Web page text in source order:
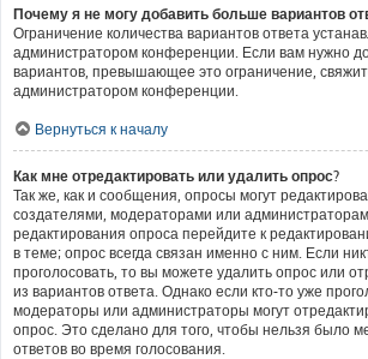
Почему я не могу добавить больше вариантов
Ограничение количества вариантов ответа
администратором конференции. Если вам нужно
вариантов, превышающее это ограничение,
администратором конференции.
Вернуться к началу
Как мне отредактировать или удалить опрос?
Так же, как и сообщения, опросы могут
создателями, модераторами или
редактирования опроса перейдите к
в теме; опрос всегда связан именно с ним. Если
проголосовать, то вы можете удалить опрос или
из вариантов ответа. Однако если кто-то уже
модераторы или администраторы могут
опрос. Это сделано для того, чтобы нельзя было
ответов во время голосования.